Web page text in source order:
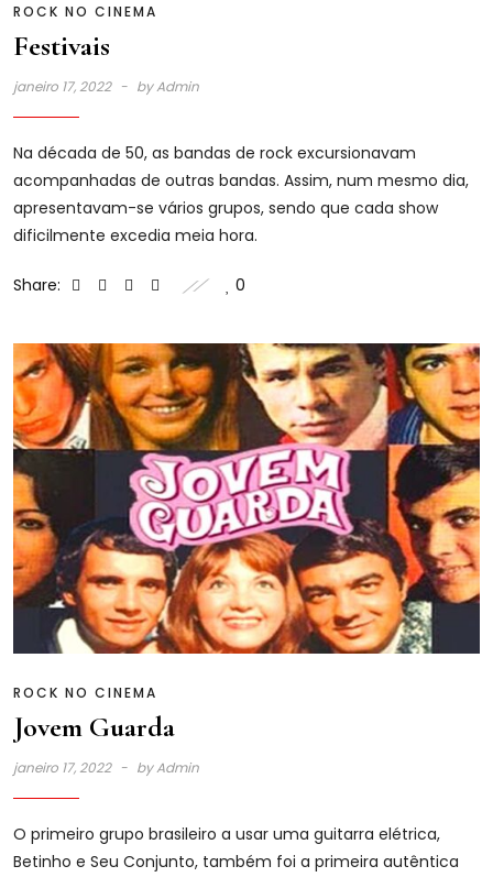
ROCK NO CINEMA
Festivais
janeiro 17, 2022 byAdmin
Na década de 50, as bandas de rock excursionavam
acompanhadas de outras bandas. Assim, num mesmo dia,
apresentavam-se vários grupos, sendo que cada show
dificilmente excedia meia hora.
Share: 0
ROCK NO CINEMA
Jovem Guarda
janeiro 17, 2022 byAdmin
O primeiro grupo brasileiro a usar uma guitarra elétrica,
Betinho e Seu Conjunto, também foi a primeira autêntica